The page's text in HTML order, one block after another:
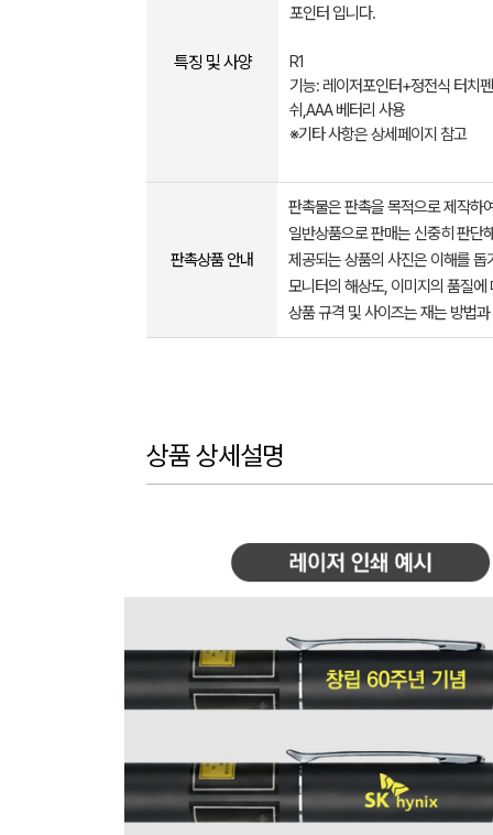
특징 및 사양
포인터 입니다.
R1
기능: 레이저포인터+정전식 터치
쉬,AAA 베터리 사용
※기타 사항은 상세페이지 참고
판촉상품 안내
판촉물은 판촉을 목적으로 제작하
일반상품으로 판매는 신중히 판단
제공되는 상품의 사진은 이해를
모니터의 해상도, 이미지의 품질
상품 규격 및 사이즈는 재는 방법
상품 상세설명